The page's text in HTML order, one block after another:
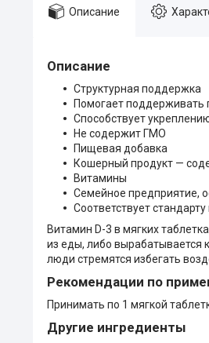
Описание
Описание
Структурная поддержка
Помогает поддерживать
Способствует
Не содержит ГМО
Пищевая добавка
Кошерный продукт —
Витамины
Семейное предприятие,
Соответствует стандарту
Витамин D-3 в мягких
из еды, либо вырабатывается
люди стремятся избегать
Рекомендации по
Принимать по 1 мягкой
Другие ингредиенты